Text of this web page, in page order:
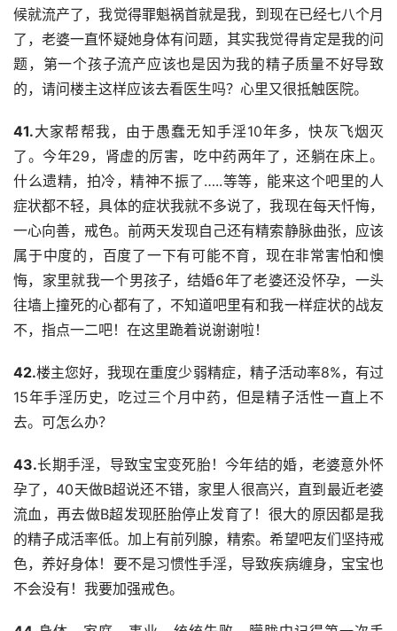
候就流产了，我觉得罪魁祸首就是我，到现在已经七八个月
了，老婆一直怀疑她身体有问题，其实我觉得肯定是我的问
题，第一个孩子流产应该也是因为我的精子质量不好导致
的，请问楼主这样应该去看医生吗？心里又很抵触医院。
41.大家帮帮我，由于愚蠢无知手淫10年多，快灰飞烟灭
了。今年29，肾虚的厉害，吃中药两年了，还躺在床上。
什么遗精，拍冷，精神不振了…..等等，能来这个吧里的人
症状都不轻，具体的症状我就不多说了，我现在每天忏悔，
一心向善，戒色。前两天发现自己还有精索静脉曲张，应该
属于中度的，百度了一下有可能不育，现在非常害怕和懊
悔，家里就我一个男孩子，结婚6年了老婆还没怀孕，一头
往墙上撞死的心都有了，不知道吧里有和我一样症状的战友
不，指点一二吧！在这里跪着说谢谢啦！
42.楼主您好，我现在重度少弱精症，精子活动率8%，有过
15年手淫历史，吃过三个月中药，但是精子活性一直上不
去。可怎么办？
43.长期手淫，导致宝宝变死胎！今年结的婚，老婆意外怀
孕了，40天做B超说还不错，家里人很高兴，直到最近老婆
流血，再去做B超发现胚胎停止发育了！很大的原因都是我
的精子成活率低。加上有前列腺，精索。希望吧友们坚持戒
色，养好身体！要不是习惯性手淫，导致疾病缠身，宝宝也
不会没有！我要加强戒色。